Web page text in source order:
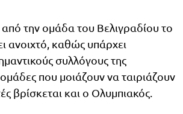
την ομάδα του Βελιγραδίου το
ανοιχτό, καθώς υπάρχει
συλλόγους της
που μοιάζουν να ταιριάζουν
βρίσκεται και ο Ολυμπιακός.